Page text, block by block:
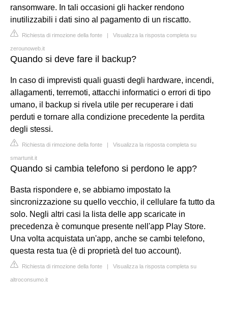
ransomware. In tali occasioni gli hacker rendono
inutilizzabili i dati sino al pagamento di un riscatto.
Richiesta di rimozione della fonte | Visualizza la risposta completa su
zerounoweb.it
Quando si deve fare il backup?
In caso di imprevisti quali guasti degli hardware, incendi,
allagamenti, terremoti, attacchi informatici o errori di tipo
umano, il backup si rivela utile per recuperare i dati
perduti e tornare alla condizione precedente la perdita
degli stessi.
Richiesta di rimozione della fonte | Visualizza la risposta completa su
smartunit.it
Quando si cambia telefono si perdono le app?
Basta rispondere e, se abbiamo impostato la
sincronizzazione su quello vecchio, il cellulare fa tutto da
solo. Negli altri casi la lista delle app scaricate in
precedenza è comunque presente nell'app Play Store.
Una volta acquistata un'app, anche se cambi telefono,
questa resta tua (è di proprietà del tuo account).
Richiesta di rimozione della fonte | Visualizza la risposta completa su
altroconsumo.it